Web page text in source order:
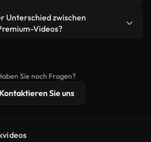
Videos gerne kürzen,
zusammenstellen. Achten Sie
Unterschied zwischen
Videos?
bieten.
Sie noch Fragen?
Kontaktieren Sie uns